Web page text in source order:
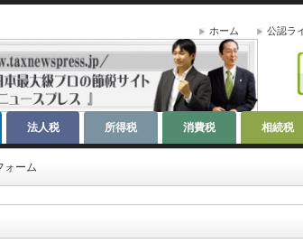
ホーム 公認ラ
法人税 所得税 消費税 相続税
ォーム